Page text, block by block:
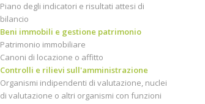
Piano degli indicatori e risultati attesi di
bilancio
Beni immobili e gestione patrimonio
Patrimonio immobiliare
Canoni di locazione o affitto
Controlli e rilievi sull'amministrazione
Organismi indipendenti di valutazione, nuclei
di valutazione o altri organismi con funzioni